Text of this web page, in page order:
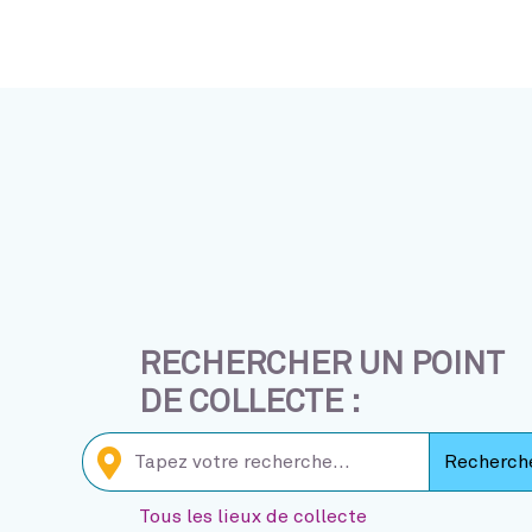
RECHERCHER UN POINT
DE COLLECTE :
Rechercher un point de collecte
Tous les lieux de collecte